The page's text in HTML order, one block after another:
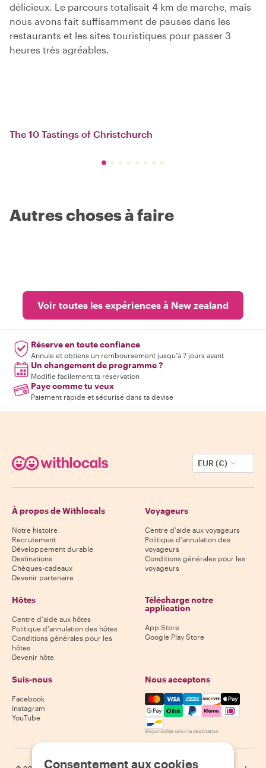
délicieux. Le parcours totalisait 4 km de marche, mais
nous avons fait suffisamment de pauses dans les
restaurants et les sites touristiques pour passer 3
heures très agréables.
The 10 Tastings of Christchurch
Autres choses à faire
Voir toutes les expériences à New zealand
Réserve en toute confiance
Annule et obtiens un remboursement jusqu'à 7 jours avant
Un changement de programme ?
Modifie facilement ta réservation
Paye comme tu veux
Paiement rapide et sécurisé dans ta devise
EUR (€)
À propos de Withlocals
Notre histoire
Recrutement
Développement durable
Destinations
Chèques-cadeaux
Devenir partenaire
Voyageurs
Centre d'aide aux voyageurs
Politique d'annulation des
voyageurs
Conditions générales pour les
voyageurs
Hôtes
Centre d'aide aux hôtes
Politique d'annulation des hôtes
Conditions générales pour les
hôtes
Devenir hôte
Télécharge notre
application
App Store
Google Play Store
Suis-nous
Facebook
Instagram
YouTube
Nous acceptons
Mastercard, Visa, Amex,
Disponibilité selon la destination
Consentement aux cookies